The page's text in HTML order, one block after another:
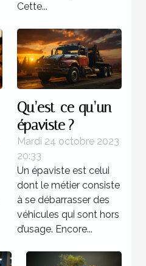
Cette...
Qu’est-ce qu’un
épaviste ?
Mardi 24 octobre 2023
20:33
Un épaviste est celui
dont le métier consiste
à se débarrasser des
véhicules qui sont hors
d’usage. Encore...